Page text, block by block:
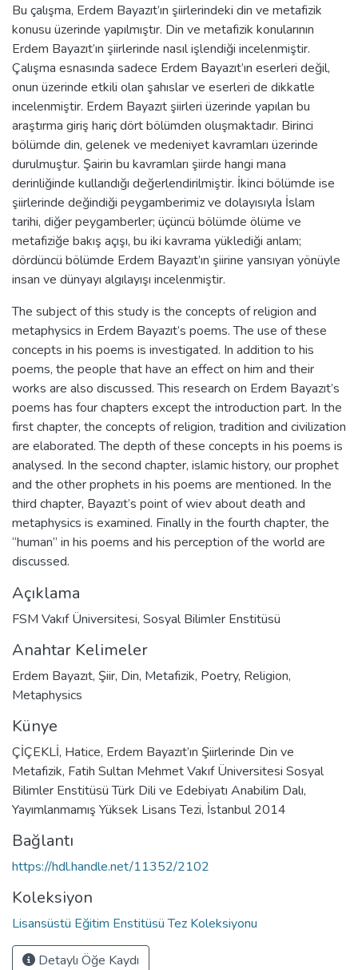
Bu çalışma, Erdem Bayazıt’ın şiirlerindeki din ve metafizik
konusu üzerinde yapılmıştır. Din ve metafizik konularının
Erdem Bayazıt’ın şiirlerinde nasıl işlendiği incelenmiştir.
Çalışma esnasında sadece Erdem Bayazıt’ın eserleri değil,
onun üzerinde etkili olan şahıslar ve eserleri de dikkatle
incelenmiştir. Erdem Bayazıt şiirleri üzerinde yapılan bu
araştırma giriş hariç dört bölümden oluşmaktadır. Birinci
bölümde din, gelenek ve medeniyet kavramları üzerinde
durulmuştur. Şairin bu kavramları şiirde hangi mana
derinliğinde kullandığı değerlendirilmiştir. İkinci bölümde ise
şiirlerinde değindiği peygamberimiz ve dolayısıyla İslam
tarihi, diğer peygamberler; üçüncü bölümde ölüme ve
metafiziğe bakış açışı, bu iki kavrama yüklediği anlam;
dördüncü bölümde Erdem Bayazıt’ın şiirine yansıyan yönüyle
insan ve dünyayı algılayışı incelenmiştir.
The subject of this study is the concepts of religion and
metaphysics in Erdem Bayazıt’s poems. The use of these
concepts in his poems is investigated. In addition to his
poems, the people that have an effect on him and their
works are also discussed. This research on Erdem Bayazıt’s
poems has four chapters except the introduction part. In the
first chapter, the concepts of religion, tradition and civilization
are elaborated. The depth of these concepts in his poems is
analysed. In the second chapter, islamic history, our prophet
and the other prophets in his poems are mentioned. In the
third chapter, Bayazıt’s point of wiev about death and
metaphysics is examined. Finally in the fourth chapter, the
“human” in his poems and his perception of the world are
discussed.
Açıklama
FSM Vakıf Üniversitesi, Sosyal Bilimler Enstitüsü
Anahtar Kelimeler
Erdem Bayazıt, Şiir, Din, Metafizik, Poetry, Religion,
Metaphysics
Künye
ÇİÇEKLİ, Hatice, Erdem Bayazıt’ın Şiirlerinde Din ve
Metafizik, Fatih Sultan Mehmet Vakıf Üniversitesi Sosyal
Bilimler Enstitüsü Türk Dili ve Edebiyatı Anabilim Dalı,
Yayımlanmamış Yüksek Lisans Tezi, İstanbul 2014
Bağlantı
https://hdl.handle.net/11352/2102
Koleksiyon
Lisansüstü Eğitim Enstitüsü Tez Koleksiyonu
Detaylı Öğe Kaydı